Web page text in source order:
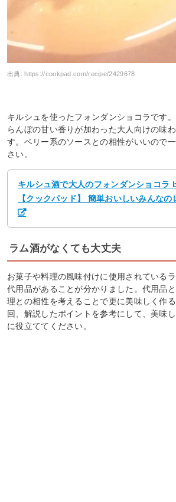
出典:https://cookpad.com/recipe/2429678
キルシュを使ったフォンダンショコラです
らんぼの甘い香りが加わった大人向けの味
す。ベリー系のソースとの相性がいいので
さい。
キルシュ酒で大人のフォンダンショコラ
【クックパッド】 簡単おいしいみんな
ラム酒がなくても大丈夫
お菓子や料理の風味付けに使用されている
代用品があることが分かりました。代用品
理との相性を考えることで更に美味しく作
回、解説したポイントを参考にして、美味
に役立ててください。